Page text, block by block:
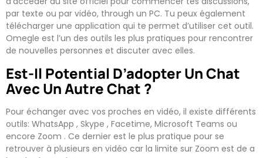
par texte ou par vidéo, through un PC. Tu peux également
télécharger une application qui te permet d’utiliser cet outil.
Omegle est l’un des outils les plus pratiques pour rencontrer
de nouvelles personnes et discuter avec elles.
Est-Il Potential D’adopter Un Chat
Avec Un Autre Chat ?
Pour échanger avec vos proches en vidéo, il existe différents
outils: WhatsApp , Skype , Facetime, Microsoft Teams ou
encore Zoom . Ce dernier est le plus pratique pour se
retrouver à plusieurs en vidéo car la limite sur Zoom est de a